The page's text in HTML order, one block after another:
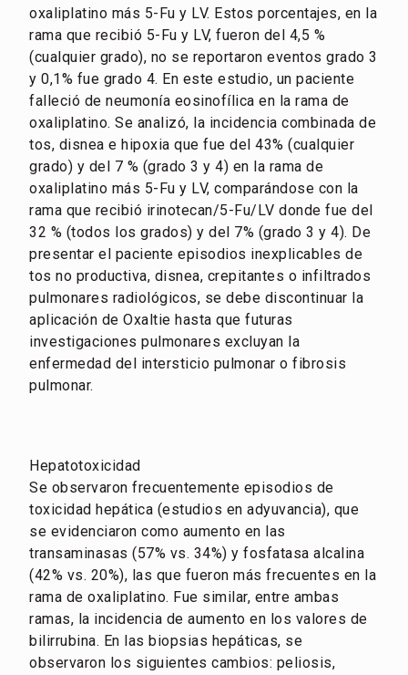
oxaliplatino más 5-Fu y LV. Estos porcentajes, en la
rama que recibió 5-Fu y LV, fueron del 4,5 %
(cualquier grado), no se reportaron eventos grado 3
y 0,1% fue grado 4. En este estudio, un paciente
falleció de neumonía eosinofílica en la rama de
oxaliplatino. Se analizó, la incidencia combinada de
tos, disnea e hipoxia que fue del 43% (cualquier
grado) y del 7 % (grado 3 y 4) en la rama de
oxaliplatino más 5-Fu y LV, comparándose con la
rama que recibió irinotecan/5-Fu/LV donde fue del
32 % (todos los grados) y del 7% (grado 3 y 4). De
presentar el paciente episodios inexplicables de
tos no productiva, disnea, crepitantes o infiltrados
pulmonares radiológicos, se debe discontinuar la
aplicación de Oxaltie hasta que futuras
investigaciones pulmonares excluyan la
enfermedad del intersticio pulmonar o fibrosis
pulmonar.
Hepatotoxicidad
Se observaron frecuentemente episodios de
toxicidad hepática (estudios en adyuvancia), que
se evidenciaron como aumento en las
transaminasas (57% vs. 34%) y fosfatasa alcalina
(42% vs. 20%), las que fueron más frecuentes en la
rama de oxaliplatino. Fue similar, entre ambas
ramas, la incidencia de aumento en los valores de
bilirrubina. En las biopsias hepáticas, se
observaron los siguientes cambios: peliosis,